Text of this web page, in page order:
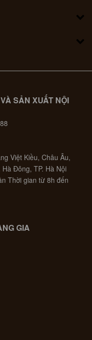
SẢN XUẤT NỘI
Việt Kiều, Châu Âu,
Đông, TP. Hà Nội
Thời gian từ 8h đến
GIA